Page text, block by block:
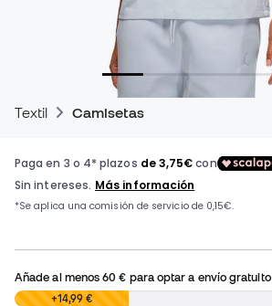
Textil Camisetas
Añade al menos60 € para optar a envío gratuito
0,00 € +14,99 €